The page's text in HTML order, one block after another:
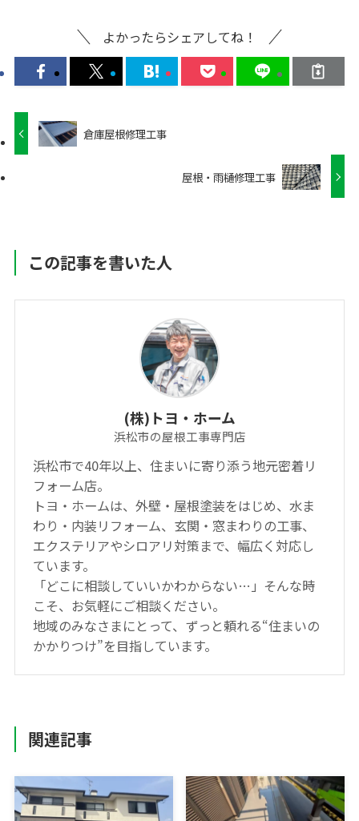
よかったらシェアしてね！
倉庫屋根修理工事
屋根・雨樋修理工事
この記事を書いた人
(株)トヨ・ホーム
浜松市の屋根工事専門店
浜松市で40年以上、住まいに寄り添う地元密着リ
フォーム店。
トヨ・ホームは、外壁・屋根塗装をはじめ、水ま
わり・内装リフォーム、玄関・窓まわりの工事、
エクステリアやシロアリ対策まで、幅広く対応し
ています。
「どこに相談していいかわからない…」そんな時
こそ、お気軽にご相談ください。
地域のみなさまにとって、ずっと頼れる“住まいの
かかりつけ”を目指しています。
関連記事